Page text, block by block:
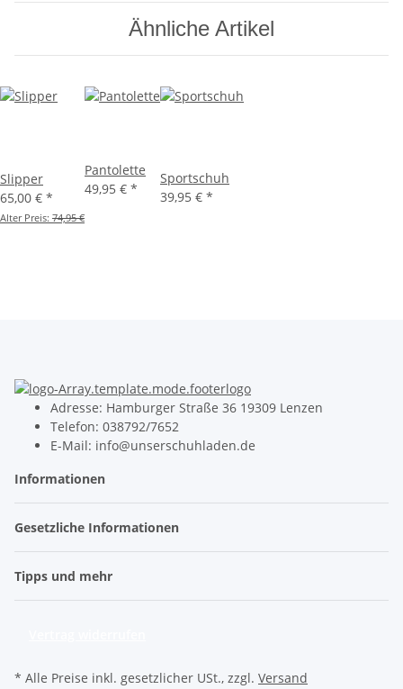
Ähnliche Artikel
Slipper
65,00 € *
Alter Preis: 74,95 €
Pantolette
49,95 € *
Sportschuh
39,95 € *
Adresse: Hamburger Straße 36 19309 Lenzen
Telefon: 038792/7652
E-Mail: info@unserschuhladen.de
Informationen
Gesetzliche Informationen
Tipps und mehr
* Alle Preise inkl. gesetzlicher USt., zzgl. Versand